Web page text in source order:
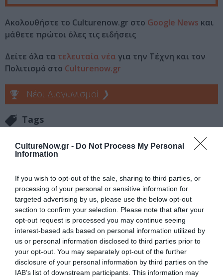
CultureNow.gr - Do Not Process My Personal
Information
If you wish to opt-out of the sale, sharing to third parties, or
processing of your personal or sensitive information for
targeted advertising by us, please use the below opt-out
section to confirm your selection. Please note that after your
opt-out request is processed you may continue seeing
interest-based ads based on personal information utilized by
us or personal information disclosed to third parties prior to
your opt-out. You may separately opt-out of the further
disclosure of your personal information by third parties on the
IAB’s list of downstream participants. This information may
Ακολουθήστε το Culturenow.gr στο Google News και
μάθετε πρώτοι όλες τις ειδήσεις
Δείτε όλα τα τελευταία νέα για την Τέχνη και τον
Πολιτισμό στο Culturenow.gr
Νέοι Διαγωνισμοί ❯
Tags
Κάθε βδομάδα στο e-mail σας τα τελευταία νέα για
την Τέχνη και τον Πολιτισμό!
Ακολουθήστε το Culturenow.gr